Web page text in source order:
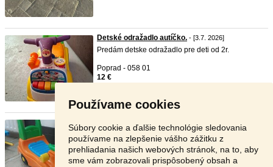
Používame cookies
Súbory cookie a ďalšie technológie sledovania
používame na zlepšenie vášho zážitku z
prehliadania našich webových stránok, na to, aby
sme vám zobrazovali prispôsobený obsah a
Detské odražadlo autíčko. - [3.7. 2026]
Predám detske odražadlo pre deti od 2r.
Poprad - 058 01
12 €
Predám detské odrážadlo
Partizánske - 958 01
10 €